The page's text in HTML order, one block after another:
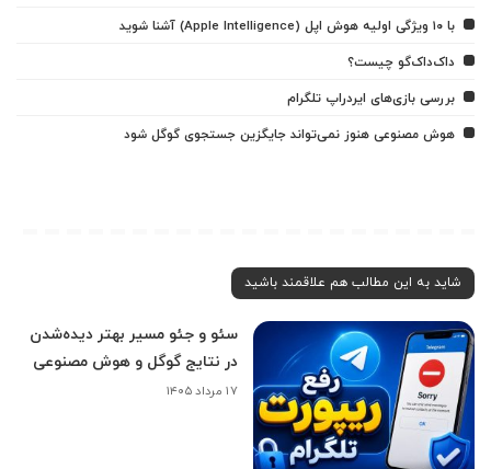
با ۱۰ ویژگی اولیه هوش اپل (Apple Intelligence) آشنا شوید
داک‌داک‌گو چیست؟
بررسی بازی‌های ایردراپ تلگرام
هوش مصنوعی هنوز نمی‌تواند جایگزین جستجوی گوگل شود
شاید به این مطالب هم علاقمند باشید
سئو و جئو مسیر بهتر دیده‌شدن
در نتایج گوگل و هوش مصنوعی
۱۷ مرداد ۱۴۰۵